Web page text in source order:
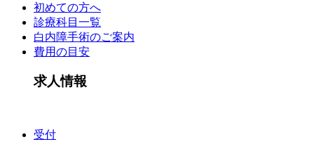
初めての方へ
診療科目一覧
白内障手術のご案内
費用の目安
求人情報
受付